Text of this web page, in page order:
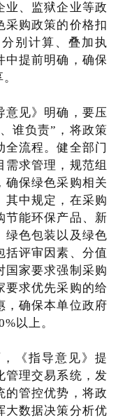
业、监狱企业等政
采购政策的价格扣
别计算、叠加执
中提前明确，确保
意见》明确，要压
谁负责”，将政策
全流程。健全部门
求管理，规范组
确保绿色采购相关
其中规定，在采购
节能环保产品、新
绿色包装以及绿色
括评审因素、分值
国家要求强制采购
要求优先采购的给
，确保本单位政府
以上。
《指导意见》提
管理交易系统，发
的管控优势，将政
大数据决策分析优